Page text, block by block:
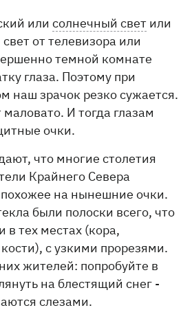
илисолнечный свет или
от телевизора или
темной комнате
глаза. Поэтому при
наш зрачок резко сужается.
И тогда глазам
очки.
что многие столетия
Крайнего Севера
на нынешние очки.
были полоски всего, что
тех местах (кора,
с узкими прорезями.
жителей: попробуйте в
на блестящий снег -
слезами.